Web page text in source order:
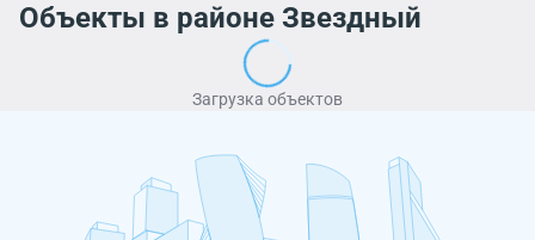
Объекты в районе Звездный
Загрузка объектов